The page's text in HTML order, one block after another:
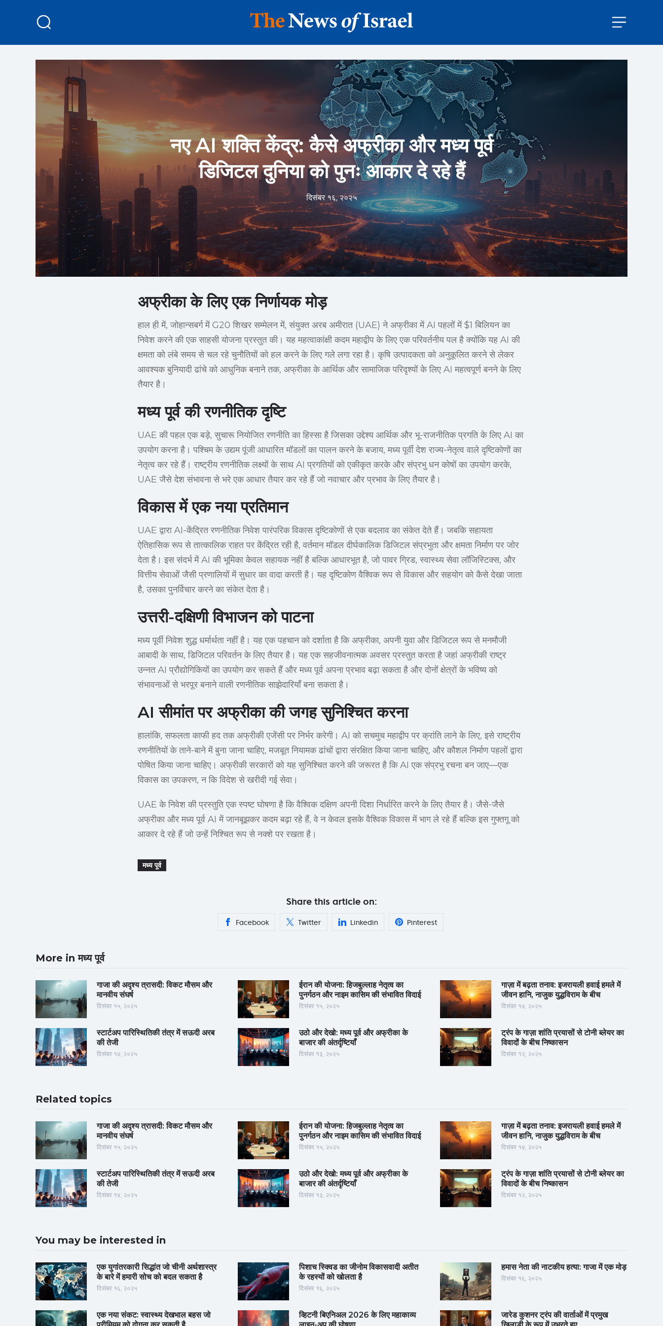
नए AI शक्ति केंद्र: कैसे अफ्रीका और मध्य पूर्व
डिजिटल दुनिया को पुनः आकार दे रहे हैं
दिसंबर १६, २०२५
अफ्रीका के लिए एक निर्णायक मोड़
हाल ही में, जोहान्सबर्ग में G20 शिखर सम्मेलन में, संयुक्त अरब अमीरात (UAE) ने अफ्रीका में AI पहलों में $1 बिलियन का
निवेश करने की एक साहसी योजना प्रस्तुत की। यह महत्वाकांक्षी कदम महाद्वीप के लिए एक परिवर्तनीय पल है क्योंकि यह AI की
क्षमता को लंबे समय से चल रहे चुनौतियों को हल करने के लिए गले लगा रहा है। कृषि उत्पादकता को अनुकूलित करने से लेकर
आवश्यक बुनियादी ढांचे को आधुनिक बनाने तक, अफ्रीका के आर्थिक और सामाजिक परिदृश्यों के लिए AI महत्वपूर्ण बनने के लिए
तैयार है।
मध्य पूर्व की रणनीतिक दृष्टि
UAE की पहल एक बड़े, सुचारू नियोजित रणनीति का हिस्सा है जिसका उद्देश्य आर्थिक और भू-राजनीतिक प्रगति के लिए AI का
उपयोग करना है। पश्चिम के उद्यम पूंजी आधारित मॉडलों का पालन करने के बजाय, मध्य पूर्वी देश राज्य-नेतृत्व वाले दृष्टिकोणों का
नेतृत्व कर रहे हैं। राष्ट्रीय रणनीतिक लक्ष्यों के साथ AI प्रगतियों को एकीकृत करके और संप्रभु धन कोषों का उपयोग करके,
UAE जैसे देश संभावना से भरे एक आधार तैयार कर रहे हैं जो नवाचार और प्रभाव के लिए तैयार है।
विकास में एक नया प्रतिमान
UAE द्वारा AI-केंद्रित रणनीतिक निवेश पारंपरिक विकास दृष्टिकोणों से एक बदलाव का संकेत देते हैं। जबकि सहायता
ऐतिहासिक रूप से तात्कालिक राहत पर केंद्रित रही है, वर्तमान मॉडल दीर्घकालिक डिजिटल संप्रभुता और क्षमता निर्माण पर जोर
देता है। इस संदर्भ में AI की भूमिका केवल सहायक नहीं है बल्कि आधारभूत है, जो पावर ग्रिड, स्वास्थ्य सेवा लॉजिस्टिक्स, और
वित्तीय सेवाओं जैसी प्रणालियों में सुधार का वादा करती है। यह दृष्टिकोण वैश्विक रूप से विकास और सहयोग को कैसे देखा जाता
है, उसका पुनर्विचार करने का संकेत देता है।
उत्तरी-दक्षिणी विभाजन को पाटना
मध्य पूर्वी निवेश शुद्ध धर्मार्थता नहीं है। यह एक पहचान को दर्शाता है कि अफ्रीका, अपनी युवा और डिजिटल रूप से मनमौजी
आबादी के साथ, डिजिटल परिवर्तन के लिए तैयार है। यह एक सहजीवनात्मक अवसर प्रस्तुत करता है जहां अफ्रीकी राष्ट्र
उन्नत AI प्रौद्योगिकियों का उपयोग कर सकते हैं और मध्य पूर्व अपना प्रभाव बढ़ा सकता है और दोनों क्षेत्रों के भविष्य को
संभावनाओं से भरपूर बनाने वाली रणनीतिक साझेदारियाँ बना सकता है।
AI सीमांत पर अफ्रीका की जगह सुनिश्चित करना
हालांकि, सफलता काफी हद तक अफ्रीकी एजेंसी पर निर्भर करेगी। AI को सचमुच महाद्वीप पर क्रांति लाने के लिए, इसे राष्ट्रीय
रणनीतियों के ताने-बाने में बुना जाना चाहिए, मजबूत नियामक ढांचों द्वारा संरक्षित किया जाना चाहिए, और कौशल निर्माण पहलों द्वारा
पोषित किया जाना चाहिए। अफ्रीकी सरकारों को यह सुनिश्चित करने की जरूरत है कि AI एक संप्रभु रचना बन जाए—एक
विकास का उपकरण, न कि विदेश से खरीदी गई सेवा।
UAE के निवेश की प्रस्तुति एक स्पष्ट घोषणा है कि वैश्विक दक्षिण अपनी दिशा निर्धारित करने के लिए तैयार है। जैसे-जैसे
अफ्रीका और मध्य पूर्व AI में जानबूझकर कदम बढ़ा रहे हैं, वे न केवल इसके वैश्विक विकास में भाग ले रहे हैं बल्कि इस गुफ्तगू को
आकार दे रहे हैं जो उन्हें निश्चित रूप से नक्शे पर रखता है।
मध्य पूर्व
Share this article on:
Facebook Twitter Linkedin Pinterest
More in मध्य पूर्व
गाजा की अदृश्य त्रासदी: विकट मौसम और
मानवीय संघर्ष
दिसंबर १५, २०२५
ईरान की योजना: हिजबुल्लाह नेतृत्व का
पुनर्गठन और नाइम कासिम की संभावित विदाई
दिसंबर १५, २०२५
गाज़ा में बढ़ता तनाव: इजरायली हवाई हमले में
जीवन हानि, नाजुक युद्धविराम के बीच
दिसंबर १४, २०२५
स्टार्टअप पारिस्थितिकी तंत्र में सऊदी अरब
की तेजी
दिसंबर १४, २०२५
उठो और देखो: मध्य पूर्व और अफ्रीका के
बाजार की अंतर्दृष्टियाँ
दिसंबर १३, २०२५
ट्रंप के गाज़ा शांति प्रयासों से टोनी ब्लेयर का
विवादों के बीच निष्कासन
दिसंबर १२, २०२५
Related topics
गाजा की अदृश्य त्रासदी: विकट मौसम और
मानवीय संघर्ष
दिसंबर १५, २०२५
ईरान की योजना: हिजबुल्लाह नेतृत्व का
पुनर्गठन और नाइम कासिम की संभावित विदाई
दिसंबर १५, २०२५
गाज़ा में बढ़ता तनाव: इजरायली हवाई हमले में
जीवन हानि, नाजुक युद्धविराम के बीच
दिसंबर १४, २०२५
स्टार्टअप पारिस्थितिकी तंत्र में सऊदी अरब
की तेजी
दिसंबर १४, २०२५
उठो और देखो: मध्य पूर्व और अफ्रीका के
बाजार की अंतर्दृष्टियाँ
दिसंबर १३, २०२५
ट्रंप के गाज़ा शांति प्रयासों से टोनी ब्लेयर का
विवादों के बीच निष्कासन
दिसंबर १२, २०२५
You may be interested in
एक युगांतरकारी सिद्धांत जो चीनी अर्थशास्त्र
के बारे में हमारी सोच को बदल सकता है
दिसंबर १६, २०२५
पिशाच स्क्विड का जीनोम विकासवादी अतीत
के रहस्यों को खोलता है
दिसंबर १६, २०२५
हमास नेता की नाटकीय हत्या: गाजा में एक मोड़
दिसंबर १६, २०२५
एक नया संकट: स्वास्थ्य देखभाल बहस जो
व्हिटनी बिएनिअल 2026 के लिए महाकाव्य
जारेड कुशनर ट्रंप की वार्ताओं में प्रमुख